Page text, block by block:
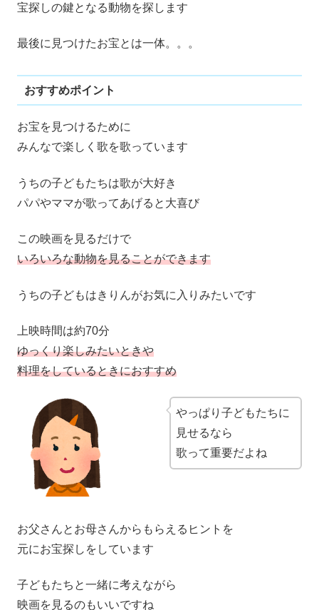
宝探しの鍵となる動物を探します
最後に見つけたお宝とは一体。。。
おすすめポイント
お宝を見つけるために
みんなで楽しく歌を歌っています
うちの子どもたちは歌が大好き
パパやママが歌ってあげると大喜び
この映画を見るだけで
いろいろな動物を見ることができます
うちの子どもはきりんがお気に入りみたいです
上映時間は約70分
ゆっくり楽しみたいときや
料理をしているときにおすすめ
やっぱり子どもたちに
見せるなら
歌って重要だよね
お父さんとお母さんからもらえるヒントを
元にお宝探しをしています
子どもたちと一緒に考えながら
映画を見るのもいいですね